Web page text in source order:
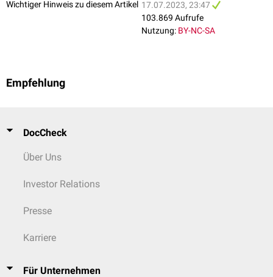
Wichtiger Hinweis zu diesem Artikel 17.07.2023, 23:47
103.869 Aufrufe
Nutzung: BY-NC-SA
Empfehlung
DocCheck
Über Uns
Investor Relations
Presse
Karriere
Für Unternehmen